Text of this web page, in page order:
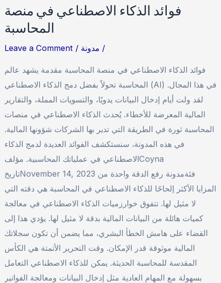
فوائد الذكاء الاصطناعي في منصة
المحاسبة
Leave a Comment / مدونة /
فوائد الذكاء الاصطناعي في منصة المحاسبة مقدمة يشهد عالم
المحاسبة تحولاً بفضل دمج الذكاء الاصطناعي (AI) في هذا المجال.
لقد ولت أيام إدخال البيانات يدويًا، والتسويات المملة، والتقارير
المالية المعرضة للأخطاء. يُحدث الذكاء الاصطناعي في منصات
المحاسبة ثورة في الطريقة التي تدير بها الشركات شؤونها المالية.
في هذه المدونة، سنستكشف الفوائد العديدة لدمج الذكاء
الاصطناعي في عملياتك المحاسبية. مؤلفCoyna
تاريخNovember 14, 2023 فئةمدونة رفع الدقة واحدة من
المزايا الأكثر إلحاحًا للذكاء الاصطناعي في المحاسبة هي دقته التي
لا مثيل لها. تتفوق خوارزميات الذكاء الاصطناعي في معالجة
كميات هائلة من البيانات المالية بدقة لا مثيل لها. يؤدي هذا إلى
القضاء على هامش الخطأ البشري، مما يضمن أن تكون سجلاتك
المالية موثوقة قدر الإمكان. وقت التحرير الأتمتة هي الكأس
المقدسة للمحاسبة الحديثة. يمكن للذكاء الاصطناعي التعامل
بسهولة مع المهام العادية مثل إدخال البيانات ومعالجة الفواتير